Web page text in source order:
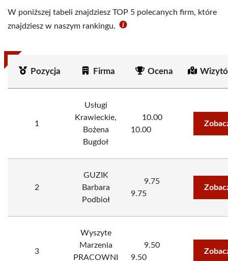
W poniższej tabeli znajdziesz TOP 5 polecanych firm, które
znajdziesz w naszym rankingu.
Pozycja Firma Ocena
1
Usługi
Krawieckie,
Bożena
Bugdoł
10.00
10.00
2
GUZIK
Barbara
Podbioł
9.75
9.75
3
Wyszyte
Marzenia
PRACOWNI
9.50
9.50